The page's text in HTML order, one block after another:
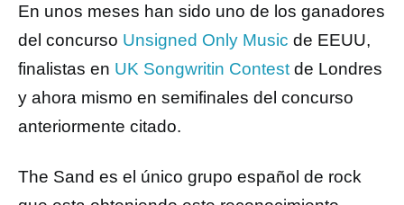
En unos meses han sido uno de los ganadores
del concurso Unsigned Only Music de EEUU,
finalistas en UK Songwritin Contest de Londres
y ahora mismo en semifinales del concurso
anteriormente citado.
The Sand es el único grupo español de rock